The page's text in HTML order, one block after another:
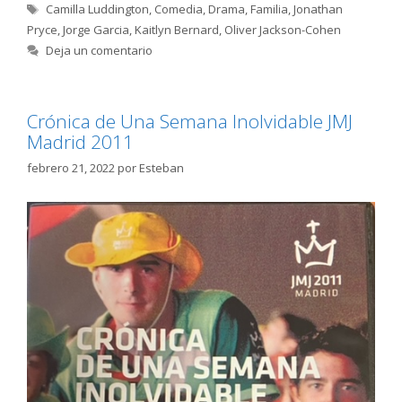
Etiquetas
Camilla Luddington, Comedia,Drama,Familia,Jonathan
Pryce,Jorge Garcia,Kaitlyn Bernard, Oliver Jackson-Cohen
Deja un comentario
Crónica de Una Semana Inolvidable JMJ
Madrid 2011
febrero 21, 2022porEsteban